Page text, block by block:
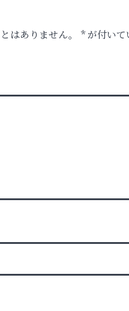
はありません。 *が付いて